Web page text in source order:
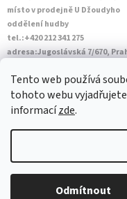
Tento web používá
tohoto webu
informacízde.
Odmítnout
místo v prodejně U Džoudyho
oddělení hudby
tel.:+420 212 341 275
adresa:Jugoslávská 7/670,
Sobota: 10:00 - 14:45
Copyright 2026U